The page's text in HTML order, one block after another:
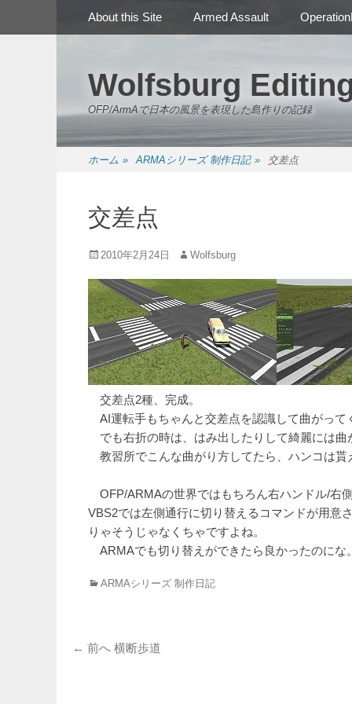
Wolfsburg
OFP/ArmAで日本の風景を表現した島作りの記録
メインメニュー
キ
About this Site Armed Assault
ホーム » ARMAシリーズ 制作日記 » 交差点
交差点
投
日
2010年2月24日
投
者
Wolfsburg
交差点2種、完成。
AI運転手もちゃんと交差点を認識して曲がって
でも右折の時は、はみ出したりして綺麗には曲
教習所でこんな曲がり方してたら、ハンコは貰
OFP/ARMAの世界ではもちろん右ハンドル/右
VBS2では左側通行に切り替えるコマンドが用意
りゃそうじゃなくちゃですよね。
ARMAでも切り替えができたら良かったのにな。
カ
ー
ARMAシリーズ 制作日記
投
← 前へ 前
横断歩道